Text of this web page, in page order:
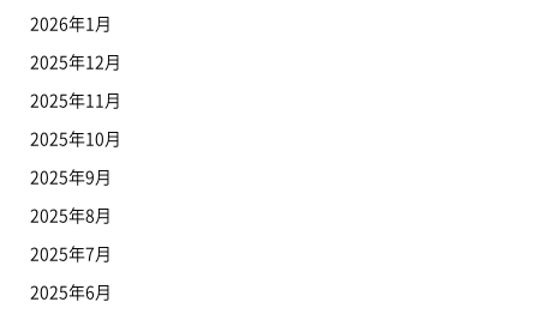
2026年1月
2025年12月
2025年11月
2025年10月
2025年9月
2025年8月
2025年7月
2025年6月